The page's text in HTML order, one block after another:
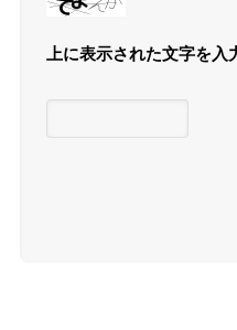
上に表示された文字を入